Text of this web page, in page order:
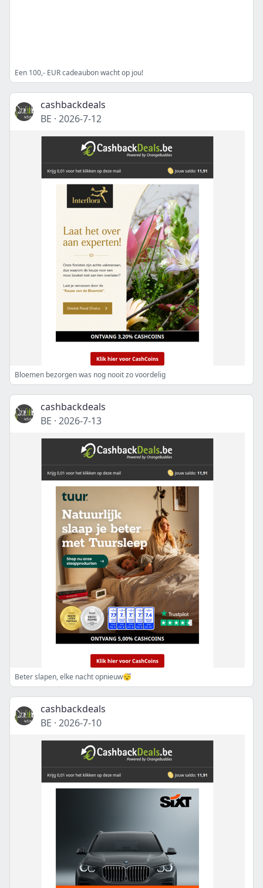
Een 100,- EUR cadeaubon wacht op jou!
cashbackdeals
BE · 2026-7-12
Bloemen bezorgen was nog nooit zo voordelig
cashbackdeals
BE · 2026-7-13
Beter slapen, elke nacht opnieuw😴
cashbackdeals
BE · 2026-7-10